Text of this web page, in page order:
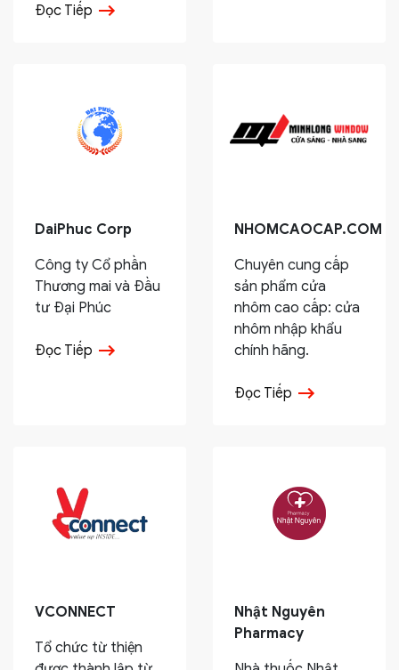
Đọc Tiếp
DaiPhuc Corp
Công ty Cổ phần
Thương mai và Đầu
tư Đại Phúc
Đọc Tiếp
NHOMCAOCAP.COM
Chuyên cung cấp
sản phẩm cửa
nhôm cao cấp: cửa
nhôm nhập khẩu
chính hãng.
Đọc Tiếp
VCONNECT
Tổ chức từ thiện
Nhật Nguyên
Pharmacy